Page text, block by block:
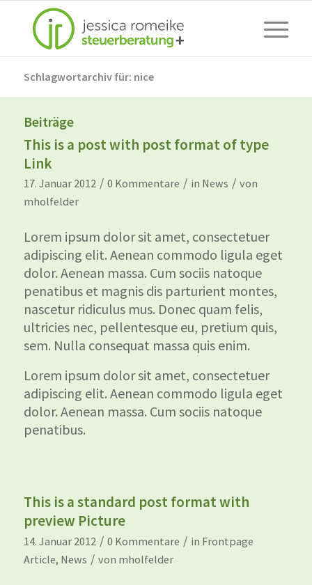
Schlagwortarchiv für: nice
Beiträge
This is a post with post format of type
Link
17. Januar 2012 / 0 Kommentare / in News / von
mholfelder
Lorem ipsum dolor sit amet, consectetuer
adipiscing elit. Aenean commodo ligula eget
dolor. Aenean massa. Cum sociis natoque
penatibus et magnis dis parturient montes,
nascetur ridiculus mus. Donec quam felis,
ultricies nec, pellentesque eu, pretium quis,
sem. Nulla consequat massa quis enim.
Lorem ipsum dolor sit amet, consectetuer
adipiscing elit. Aenean commodo ligula eget
dolor. Aenean massa. Cum sociis natoque
penatibus.
This is a standard post format with
preview Picture
14. Januar 2012 / 0 Kommentare / in Frontpage
Article, News / von mholfelder